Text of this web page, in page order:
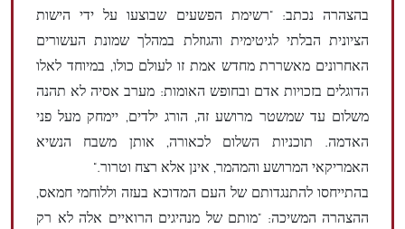
בהצהרה נכתב: "רשימת הפשעים שבוצעו על ידי הישות
הציונית הבלתי לגיטימית והגוזלת במהלך שמונת העשורים
האחרונים מאשררת מחדש אמת זו לעולם כולו, במיוחד לאלו
הדוגלים בזכויות אדם ובחופש האומות: מערב אסיה לא תהנה
משלום עד שמשטר מרושע זה, הורג ילדים, יימחק מעל פני
האדמה. תוכניות השלום לכאורה, אותן משבח הנשיא
האמריקאי המרושע והמהמר, אינן אלא רצח וטרור."
בהתייחסו להתנגדותם של העם המדוכא בעזה וללוחמי חמאס,
ההצהרה המשיכה: "מותם של מנהיגים הרואיים אלה לא רק